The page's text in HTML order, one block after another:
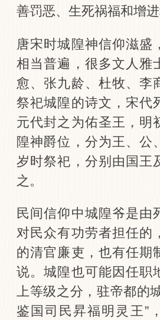
善罚恶、生死祸福和增进
唐宋时城隍神信仰滋盛
相当普遍，很多文人雅
愈、张九龄、杜牧、李
祭祀城隍的诗文，宋代
元代封之为佑圣王，明
隍神爵位，分为王、公
岁时祭祀，分别由国王
之。
民间信仰中城隍爷是由
对民众有功劳者担任的
的清官廉吏，也有任期
说。城隍也可能因任职
上等级之分，驻帝都的
鉴国司民昇福明灵王”